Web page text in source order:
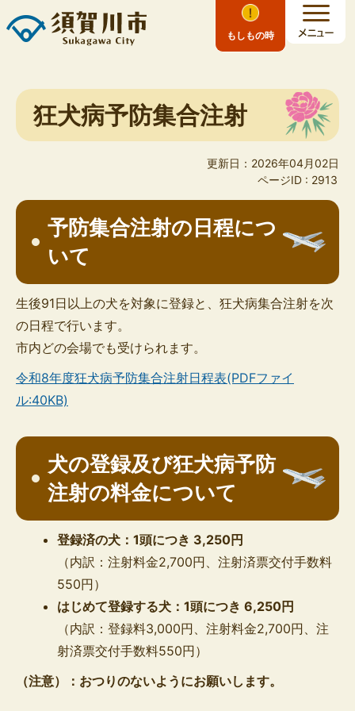
もしもの時
狂犬病予防集合注射
更新日：2026年04月02日
ページID : 2913
予防集合注射の日程につ
いて
生後91日以上の犬を対象に登録と、狂犬病集合注射を次
の日程で行います。
市内どの会場でも受けられます。
令和8年度狂犬病予防集合注射日程表(PDFファイ
ル:40KB)
犬の登録及び狂犬病予防
注射の料金について
登録済の犬：1頭につき 3,250円
（内訳：注射料金2,700円、注射済票交付手数料
550円）
はじめて登録する犬：1頭につき 6,250円
（内訳：登録料3,000円、注射料金2,700円、注
射済票交付手数料550円）
（注意）：おつりのないようにお願いします。